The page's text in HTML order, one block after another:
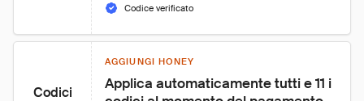
Codice verificato
Codici
AGGIUNGI HONEY
Applica automaticamente tutti e 11 i